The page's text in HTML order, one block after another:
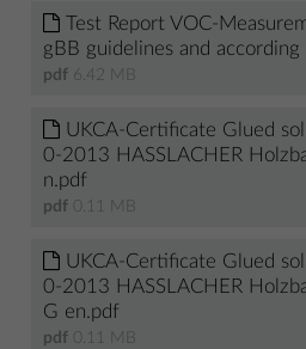
Test Report VOC-
gBB guidelines and
pdf 6.42 MB
UKCA-Certificate Glued
0-2013 HASSLACHER
n.pdf
pdf 0.11 MB
UKCA-Certificate Glued
0-2013 HASSLACHER
G en.pdf
pdf 0.11 MB